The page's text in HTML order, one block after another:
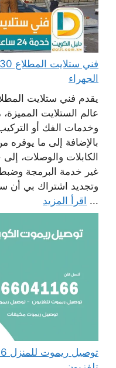
الجهراء
يقدم فني ستلايت
عالم الستلايت
وخدمات الفك أو
بالإضافة إلى ما يوفره
الكابلات والوصلات،
غير خدمة البرمجة وضبط
وتجديد اشتراك بي أن
... اقرأ المزيد